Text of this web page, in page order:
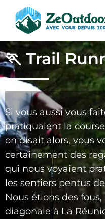
🏃 Trail
Si vous aussi vous
pratiquaient la
on disait alors, vous
certainement des
qui nous voyaient
les sentiers pentus
Nous étions des
diagonale à La